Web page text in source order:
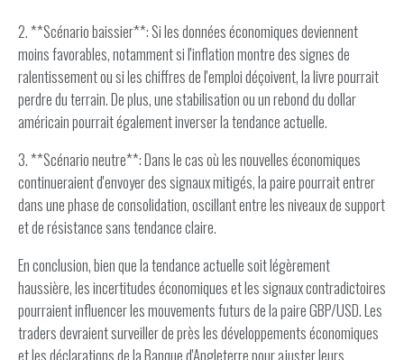
2. **Scénario baissier**: Si les données économiques deviennent
moins favorables, notamment si l'inflation montre des signes de
ralentissement ou si les chiffres de l'emploi déçoivent, la livre pourrait
perdre du terrain. De plus, une stabilisation ou un rebond du dollar
américain pourrait également inverser la tendance actuelle.
3. **Scénario neutre**: Dans le cas où les nouvelles économiques
continueraient d'envoyer des signaux mitigés, la paire pourrait entrer
dans une phase de consolidation, oscillant entre les niveaux de support
et de résistance sans tendance claire.
En conclusion, bien que la tendance actuelle soit légèrement
haussière, les incertitudes économiques et les signaux contradictoires
pourraient influencer les mouvements futurs de la paire GBP/USD. Les
traders devraient surveiller de près les développements économiques
et les déclarations de la Banque d'Angleterre pour ajuster leurs